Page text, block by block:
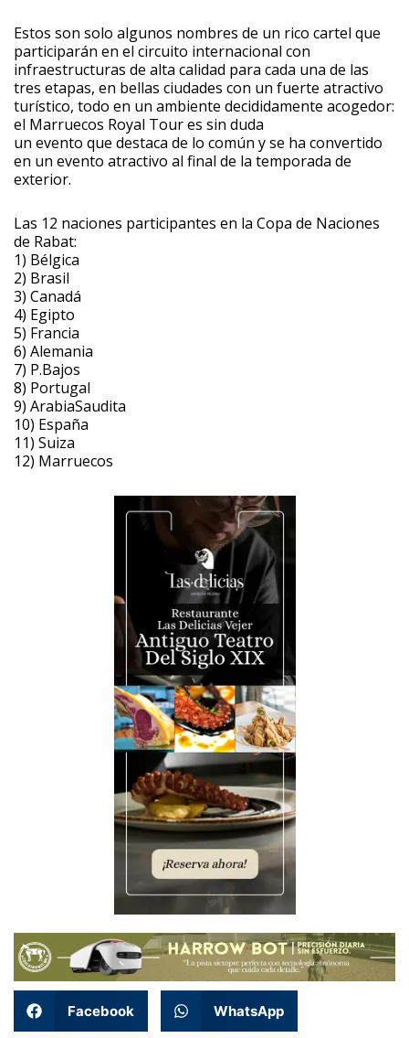
Estos son solo algunos nombres de un rico cartel que
participarán en el circuito internacional con
infraestructuras de alta calidad para cada una de las
tres etapas, en bellas ciudades con un fuerte atractivo
turístico, todo en un ambiente decididamente acogedor:
el Marruecos Royal Tour es sin duda
un evento que destaca de lo común y se ha convertido
en un evento atractivo al final de la temporada de
exterior.
Las 12 naciones participantes en la Copa de Naciones
de Rabat:
1) Bélgica
2) Brasil
3) Canadá
4) Egipto
5) Francia
6) Alemania
7) P.Bajos
8) Portugal
9) ArabiaSaudita
10) España
11) Suiza
12) Marruecos
Facebook WhatsApp